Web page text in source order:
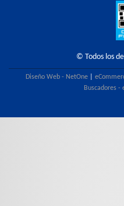
© Todos los
Diseño Web - NetOne|
Buscadores -